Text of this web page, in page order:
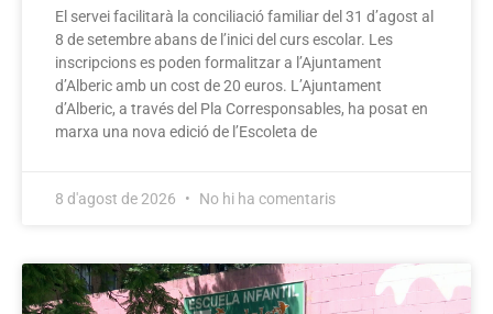
El servei facilitarà la conciliació familiar del 31 d’agost al
8 de setembre abans de l’inici del curs escolar. Les
inscripcions es poden formalitzar a l’Ajuntament
d’Alberic amb un cost de 20 euros. L’Ajuntament
d’Alberic, a través del Pla Corresponsables, ha posat en
marxa una nova edició de l’Escoleta de
8 d'agost de 2026 No hi ha comentaris